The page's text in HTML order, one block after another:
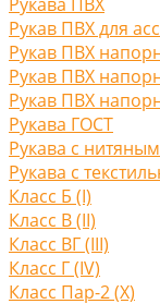
Рукав ПВХ для
Рукав ПВХ
Рукав ПВХ
Рукав ПВХ
Рукава ГОСТ
Рукава с
Рукава с
Класс Б (I)
Класс В (II)
Класс ВГ (III)
Класс Г (IV)
Класс Пар-2 (X)